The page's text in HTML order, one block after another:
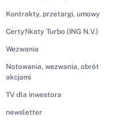
Kontrakty, przetargi, umowy
Certyfikaty Turbo (ING N.V.)
Wezwania
Notowania, wezwania, obrót
akcjami
TV dla inwestora
newsletter